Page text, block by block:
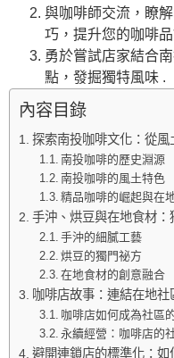
與咖啡師交流，瞭
巧，提升您的咖啡
勇於嘗試店家結合
點，發掘獨特風味 .
內容目錄
探索南投咖啡文化：從
南投咖啡的歷史淵源
南投咖啡的風土特色
精品咖啡的崛起與在
手沖、烘豆與在地食材
手沖的細膩工藝
烘豆的獨門祕方
在地食材的創意融合
咖啡店故事：連結在地
咖啡店如何成為社區
永續經營：咖啡店的
避開連鎖店的標準化：